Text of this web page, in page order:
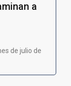
a
de julio de